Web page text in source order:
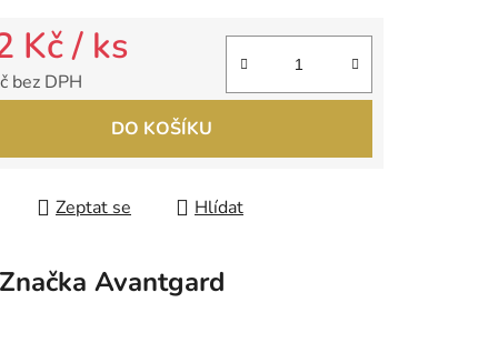
Kč/ ks
bez DPH
DO KOŠÍKU
Zeptat se Hlídat
Značka Avantgard